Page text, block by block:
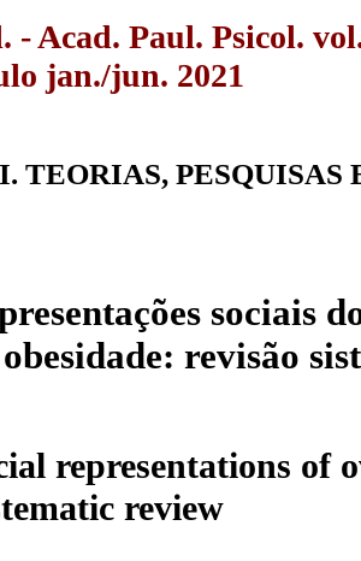
- Acad. Paul. Psicol.
jan./jun. 2021
I. TEORIAS, PESQUISAS
sociais
revisão
representations of
review